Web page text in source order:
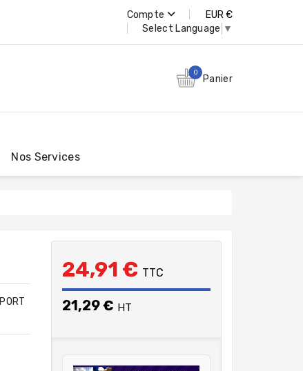
Compte
EUR €
Select Language ▼
0
Panier
Nos Services
PORT
24,91 € TTC
21,29 € HT